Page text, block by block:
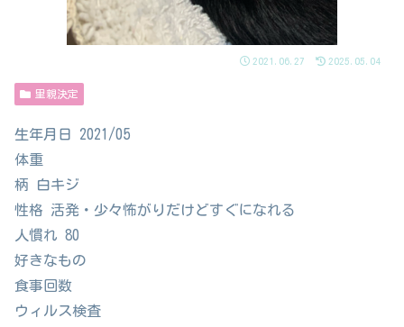
2021.06.27 2025.05.04
里親決定
生年月日 2021/05
体重
柄 白キジ
性格 活発・少々怖がりだけどすぐになれる
人慣れ 80
好きなもの
食事回数
ウィルス検査